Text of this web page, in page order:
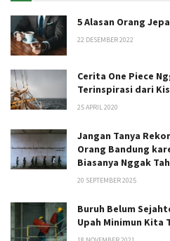
5 Alasan Orang
22 DESEMBER 2022
Cerita One Piece
Terinspirasi dari
25 APRIL 2020
Jangan Tanya
Orang Bandung
Biasanya Nggak
20 SEPTEMBER 2025
Buruh Belum
Upah Minimun Kita